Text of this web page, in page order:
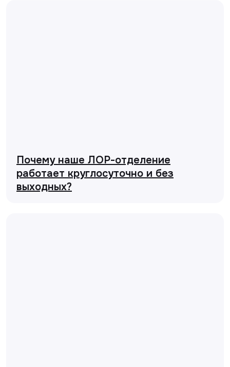
Почему наше ЛОР-отделение
работает круглосуточно и без
выходных?